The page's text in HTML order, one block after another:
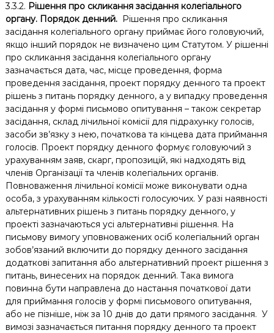
3.3.2. Рішення про скликання засідання колегіального
органу. Порядок денний. Рішення про скликання
засідання колегіального органу приймає його головуючий,
якщо інший порядок не визначено цим Статутом. У рішенні
про скликання засідання колегіального органу
зазначається дата, час, місце проведення, форма
проведення засідання, проект порядку денного та проект
рішень з питань порядку денного, а у випадку проведення
засідання у формі письмово опитування – також секретар
засідання, склад лічильної комісії для підрахунку голосів,
засоби зв’язку з нею, початкова та кінцева дата приймання
голосів. Проект порядку денного формує головуючий з
урахуванням заяв, скарг, пропозицій, які надходять від
членів Організації та членів колегіальних органів.
Повноваження лічильної комісії може виконувати одна
особа, з урахуванням кількості голосуючих. У разі наявності
альтернативних рішень з питань порядку денного, у
проекті зазначаються усі альтернативні рішення. На
письмову вимогу уповноважених осіб колегіальний орган
зобов’язаний включити до порядку денного засідання
додаткові запитання або альтернативний проект рішення з
питань, винесених на порядок денний. Така вимога
повинна бути направлена до настання початкової дати
для приймання голосів у формі письмового опитування,
або не пізніше, ніж за 10 днів до дати прямого засідання. У
вимозі зазначається питання порядку денного та проект